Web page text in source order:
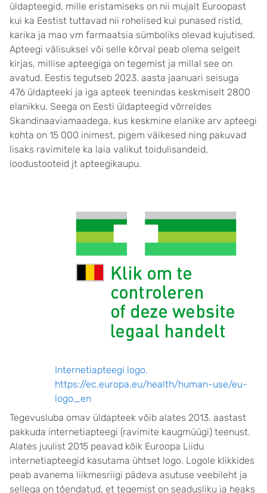
üldapteegid, mille eristamiseks on nii mujalt Euroopast
kui ka Eestist tuttavad nii rohelised kui punased ristid,
karika ja mao vm farmaatsia sümboliks olevad kujutised.
Apteegi välisuksel või selle kõrval peab olema selgelt
kirjas, millise apteegiga on tegemist ja millal see on
avatud. Eestis tegutseb 2023. aasta jaanuari seisuga
476 üldapteeki ja iga apteek teenindas keskmiselt 2800
elanikku. Seega on Eesti üldapteegid võrreldes
Skandinaaviamaadega, kus keskmine elanike arv apteegi
kohta on 15 000 inimest, pigem väikesed ning pakuvad
lisaks ravimitele ka laia valikut toidulisandeid,
loodustooteid jt apteegikaupu.
Internetiapteegi logo.
https://ec.europa.eu/health/human-use/eu-
logo_en
Tegevusluba omav üldapteek võib alates 2013. aastast
pakkuda internetiapteegi (ravimite kaugmüügi) teenust.
Alates juulist 2015 peavad kõik Euroopa Liidu
internetiapteegid kasutama ühtset logo. Logole klikkides
peab avanema liikmesriigi pädeva asutuse veebileht ja
sellega on tõendatud, et tegemist on seadusliku ja heaks